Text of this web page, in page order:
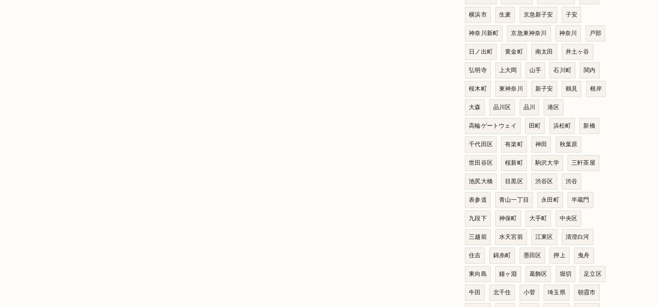
横浜市 生麦 京急新子安 子安
神奈川新町 京急東神奈川 神奈川 戸部
日ノ出町 黄金町 南太田 井土ヶ谷
弘明寺 上大岡 山手 石川町 関内
桜木町 東神奈川 新子安 鶴見 根岸
大森 品川区 品川 港区
高輪ゲートウェイ 田町 浜松町 新橋
千代田区 有楽町 神田 秋葉原
世田谷区 桜新町 駒沢大学 三軒茶屋
池尻大橋 目黒区 渋谷区 渋谷
表参道 青山一丁目 永田町 半蔵門
九段下 神保町 大手町 中央区
三越前 水天宮前 江東区 清澄白河
住吉 錦糸町 墨田区 押上 曳舟
東向島 鐘ヶ淵 葛飾区 堀切 足立区
牛田 北千住 小菅 埼玉県 朝霞市